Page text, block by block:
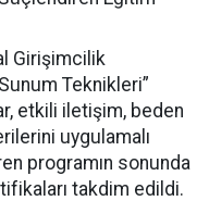
Girişimcilik
Teknikleri”
etkili iletişim, beden
uygulamalı
programın sonunda
takdim edildi.